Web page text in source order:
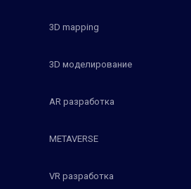
3D mapping
3D моделирование
AR разработка
METAVERSE
VR разработка